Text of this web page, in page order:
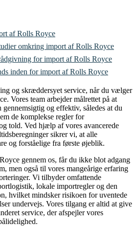
af Rolls Royce
omkring import af Rolls Royce
for import af Rolls Royce
inden for import af Rolls Royce
og skræddersyet service, når du vælger
Vores team arbejder målrettet på at
gennemsigtig og effektiv, således at du
de komplekse regler for
told. Ved hjælp af vores avancerede
sikrer vi, at alle
og forståelige fra første øjeblik.
gennem os, får du ikke blot adgang
men også til vores mangeårige erfaring
Vi tilbyder omfattende
lokale importregler og den
hvilket mindsker risikoen for uventede
undervejs. Vores tilgang er altid at give
service, der afspejler vores